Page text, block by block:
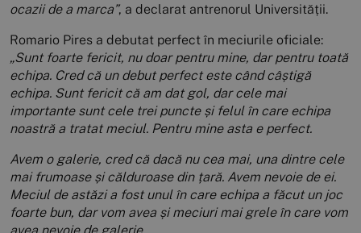
ocazii de a marca”, a declarat antrenorul Universității.
Romario Pires a debutat perfect în meciurile oficiale:
„Sunt foarte fericit, nu doar pentru mine, dar pentru toată
echipa. Cred că un debut perfect este când câștigă
echipa. Sunt fericit că am dat gol, dar cele mai
importante sunt cele trei puncte și felul în care echipa
noastră a tratat meciul. Pentru mine asta e perfect.
Avem o galerie, cred că dacă nu cea mai, una dintre cele
mai frumoase și călduroase din țară. Avem nevoie de ei.
Meciul de astăzi a fost unul în care echipa a făcut un joc
foarte bun, dar vom avea și meciuri mai grele în care vom